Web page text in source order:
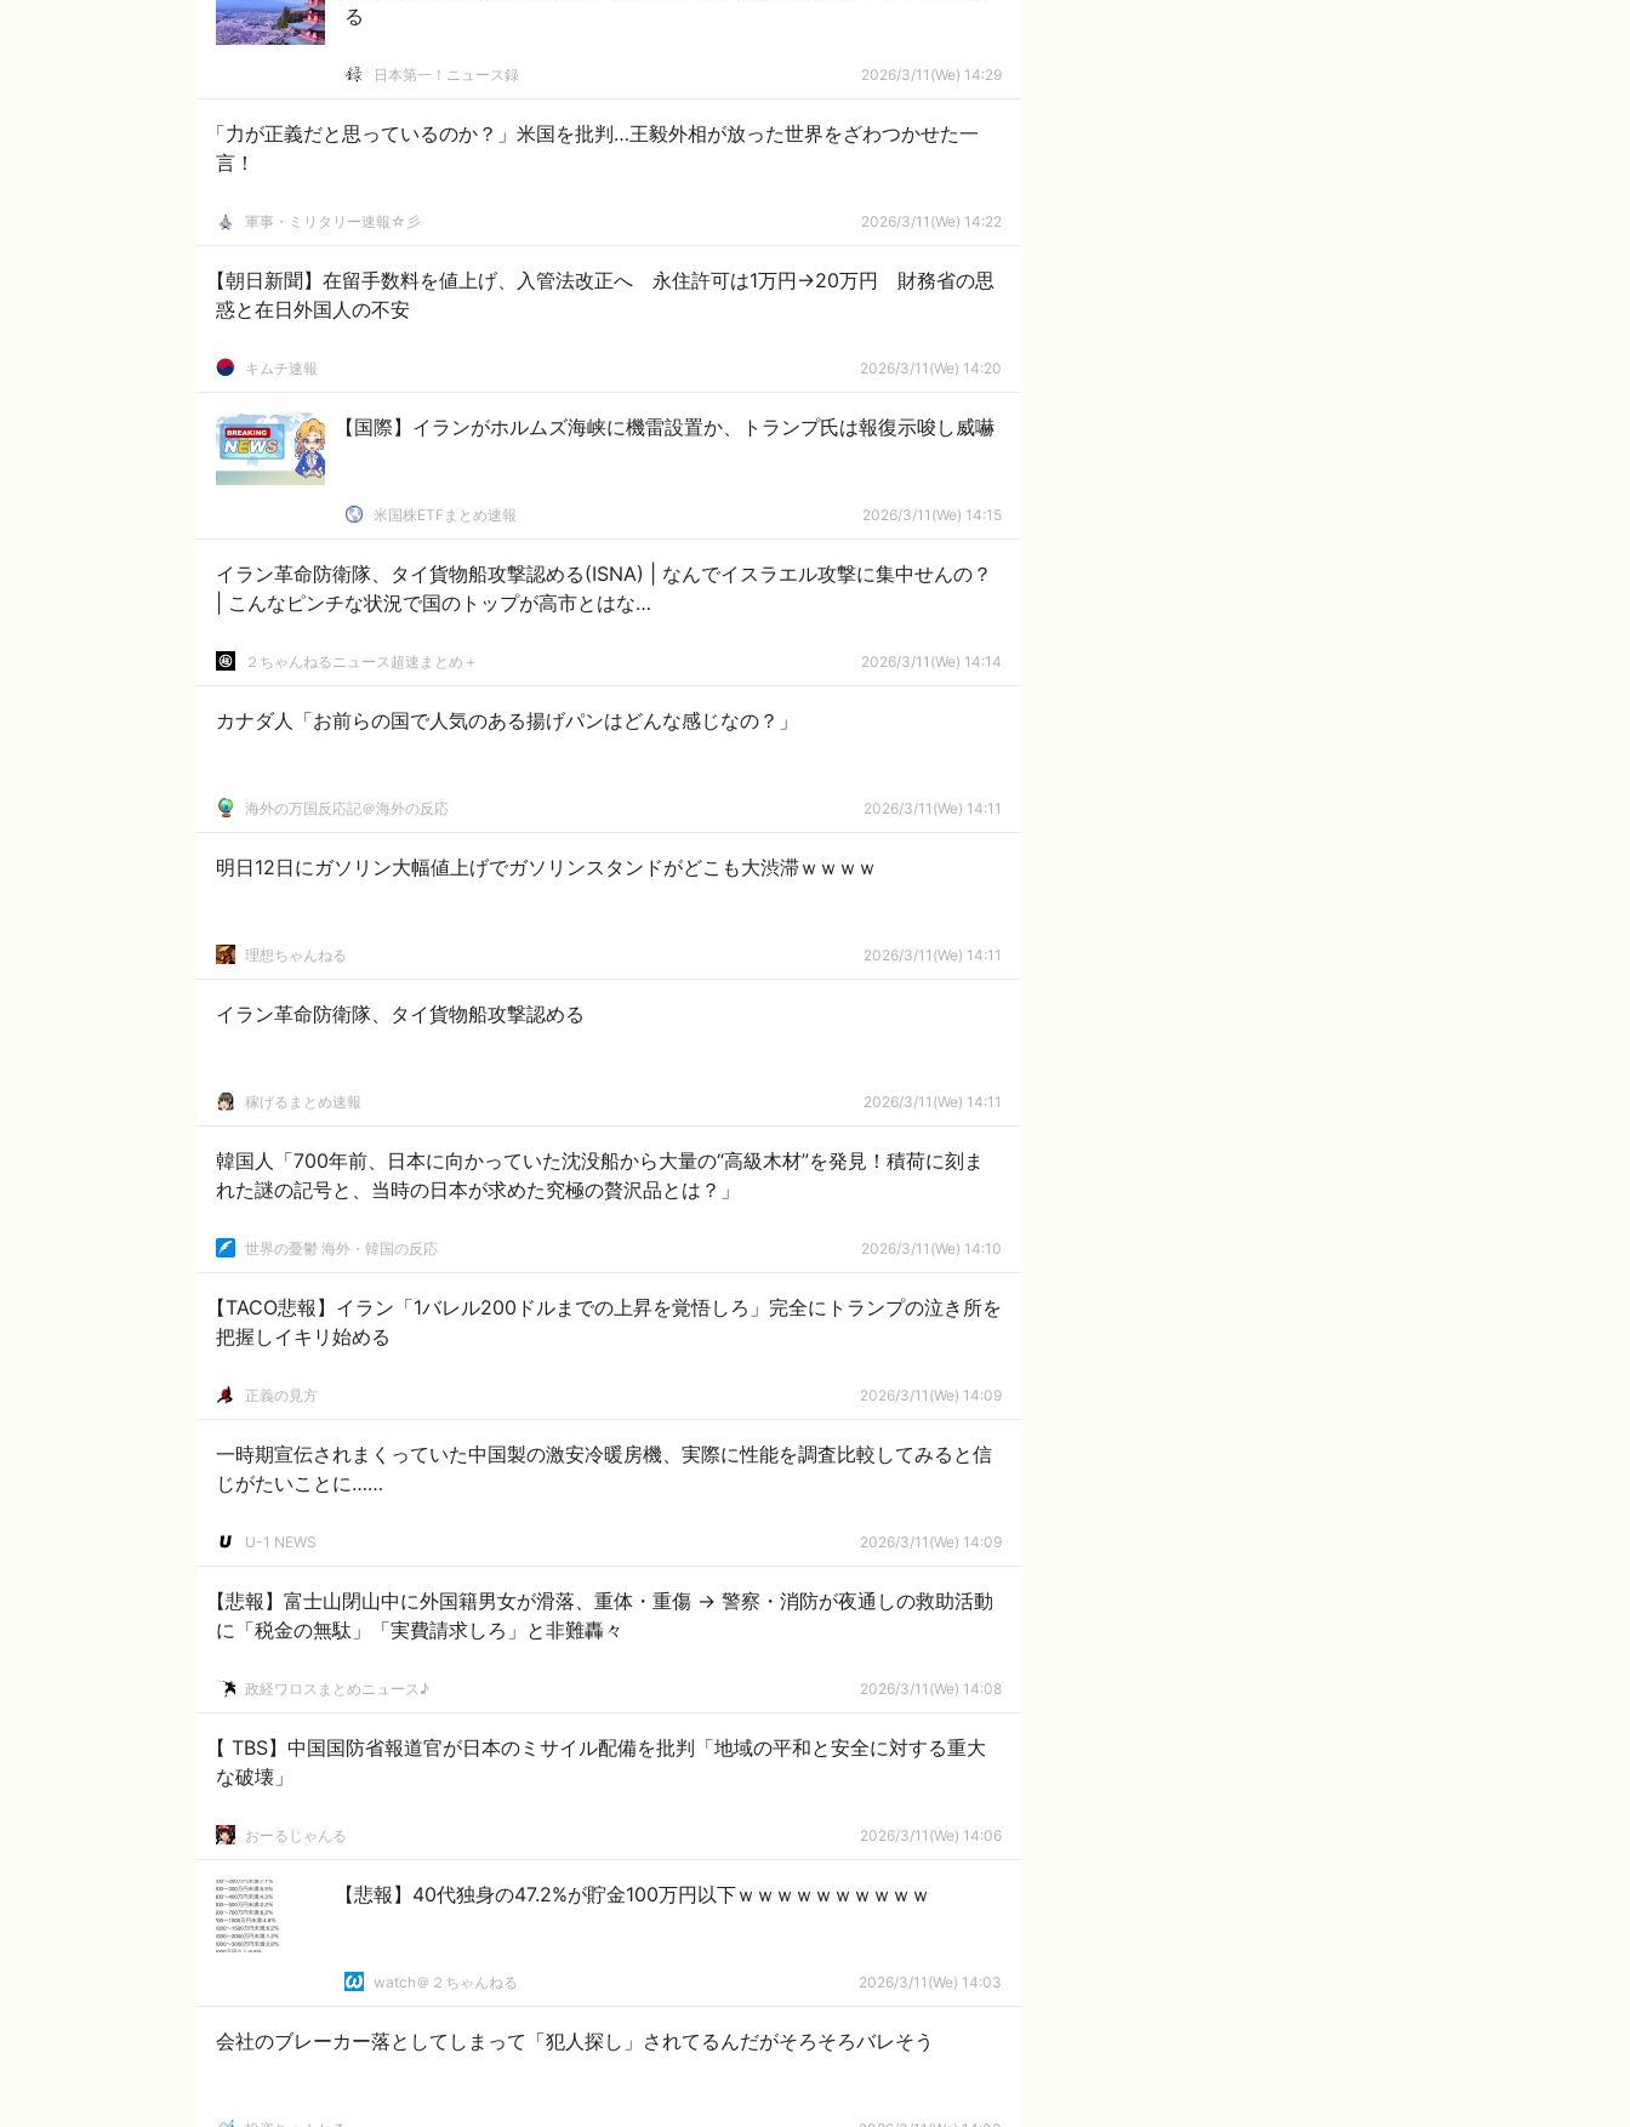
る
日本第一！ニュース録 2026/3/11(We) 14:29
「力が正義だと思っているのか？」米国を批判…王毅外相が放った世界をざわつかせた一
言！
軍事・ミリタリー速報☆彡 2026/3/11(We) 14:22
【朝日新聞】在留手数料を値上げ、入管法改正へ 永住許可は1万円→20万円 財務省の思
惑と在日外国人の不安
キムチ速報 2026/3/11(We) 14:20
【国際】イランがホルムズ海峡に機雷設置か、トランプ氏は報復示唆し威嚇
米国株ETFまとめ速報 2026/3/11(We) 14:15
イラン革命防衛隊、タイ貨物船攻撃認める(ISNA) | なんでイスラエル攻撃に集中せんの？
| こんなピンチな状況で国のトップが高市とはな…
２ちゃんねるニュース超速まとめ＋ 2026/3/11(We) 14:14
カナダ人「お前らの国で人気のある揚げパンはどんな感じなの？」
海外の万国反応記＠海外の反応 2026/3/11(We) 14:11
明日12日にガソリン大幅値上げでガソリンスタンドがどこも大渋滞ｗｗｗｗ
理想ちゃんねる 2026/3/11(We) 14:11
イラン革命防衛隊、タイ貨物船攻撃認める
稼げるまとめ速報 2026/3/11(We) 14:11
韓国人「700年前、日本に向かっていた沈没船から大量の“高級木材”を発見！積荷に刻ま
れた謎の記号と、当時の日本が求めた究極の贅沢品とは？」
世界の憂鬱 海外・韓国の反応 2026/3/11(We) 14:10
【TACO悲報】イラン「1バレル200ドルまでの上昇を覚悟しろ」完全にトランプの泣き所を
把握しイキリ始める
正義の見方 2026/3/11(We) 14:09
一時期宣伝されまくっていた中国製の激安冷暖房機、実際に性能を調査比較してみると信
じがたいことに……
U-1 NEWS 2026/3/11(We) 14:09
【悲報】富士山閉山中に外国籍男女が滑落、重体・重傷 → 警察・消防が夜通しの救助活動
に「税金の無駄」「実費請求しろ」と非難轟々
政経ワロスまとめニュース♪ 2026/3/11(We) 14:08
【 TBS】中国国防省報道官が日本のミサイル配備を批判「地域の平和と安全に対する重大
な破壊」
おーるじゃんる 2026/3/11(We) 14:06
【悲報】40代独身の47.2%が貯金100万円以下ｗｗｗｗｗｗｗｗｗｗ
watch＠２ちゃんねる 2026/3/11(We) 14:03
会社のブレーカー落としてしまって「犯人探し」されてるんだがそろそろバレそう